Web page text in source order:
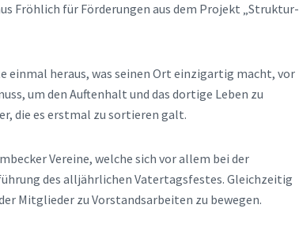
Fröhlich für Förderungen aus dem Projekt „Struktur-
einmal heraus, was seinen Ort einzigartig macht, vor
um den Auftenhalt und das dortige Leben zu
die es erstmal zu sortieren galt.
Vereine, welche sich vor allem bei der
des alljährlichen Vatertagsfestes. Gleichzeitig
Mitglieder zu Vorstandsarbeiten zu bewegen.